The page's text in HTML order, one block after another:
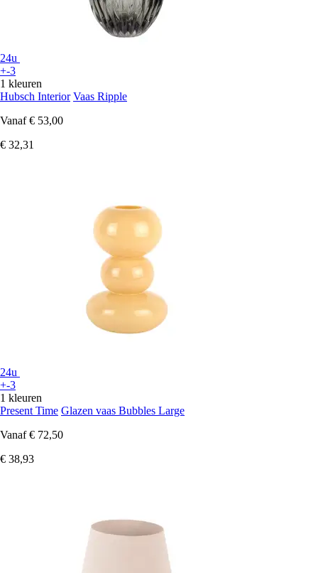
24u
+-3
1 kleuren
Hubsch Interior Vaas Ripple
Vanaf € 53,00
€ 32,31
24u
+-3
1 kleuren
Present Time Glazen vaas Bubbles Large
Vanaf € 72,50
€ 38,93